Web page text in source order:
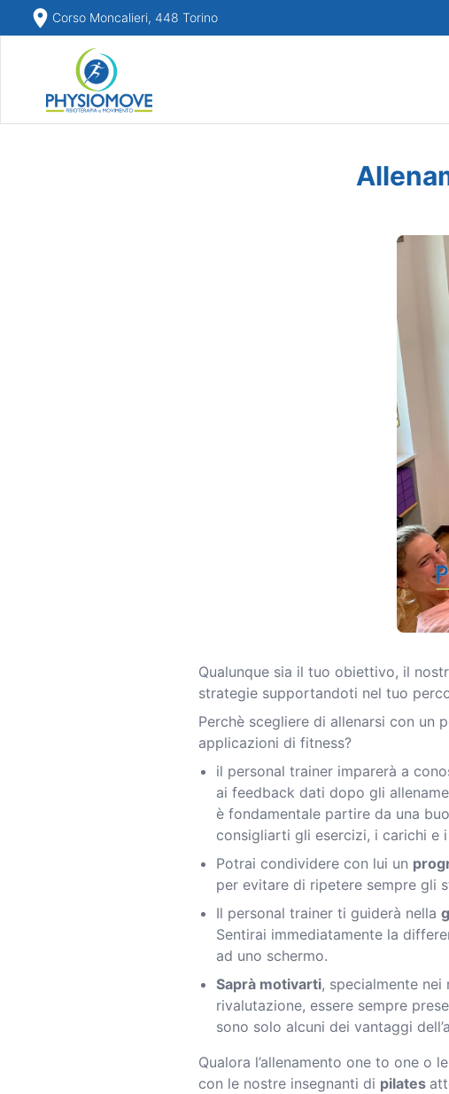
Corso Moncalieri, 448 Torino
Qualunque sia il tuo obiettivo, il
strategie supportandoti nel tuo
Perchè scegliere di allenarsi con un
applicazioni di fitness?
il personal trainer imparerà a
ai feedback dati dopo gli
è fondamentale partire da una
consigliarti gli esercizi, i carichi e
Potrai condividere con lui un
per evitare di ripetere sempre gli
Il personal trainer ti guiderà nella
Sentirai immediatamente la
ad uno schermo.
Saprà motivarti, specialmente
rivalutazione, essere sempre
sono solo alcuni dei vantaggi
Qualora l’allenamento one to one o
con le nostre insegnanti di pilates